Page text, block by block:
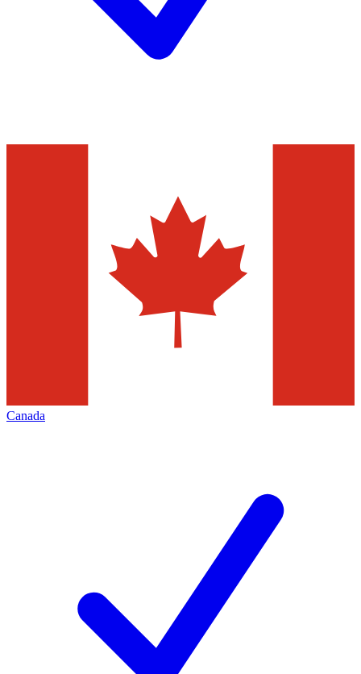
Canada